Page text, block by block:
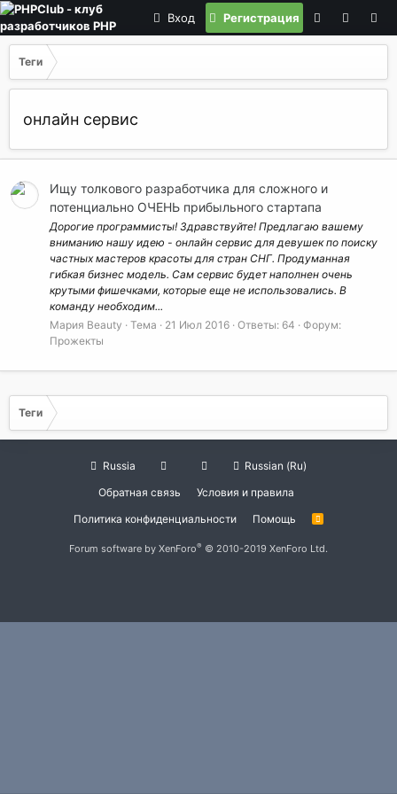
Вход Регистрация
Теги
онлайн сервис
Ищу толкового разработчика для сложного и
потенциально ОЧЕНЬ прибыльного стартапа
Дорогие программисты! Здравствуйте! Предлагаю вашему
вниманию нашу идею - онлайн сервис для девушек по поиску
частных мастеров красоты для стран СНГ. Продуманная
гибкая бизнес модель. Сам сервис будет наполнен очень
крутыми фишечками, которые еще не использовались. В
команду необходим...
Мария Beauty
Тема 21 Июл 2016 Ответы: 64
Форум:
Прожекты
Теги
Russia
Russian (Ru)
Обратная связь
Условия и правила
Политика конфиденциальности
Помощь
R
Forum software by XenForo® © 2010-2019 XenForo Ltd.